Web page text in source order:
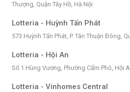
Thượng, Quận Tây Hồ, Hà Nội
Lotteria - Huỳnh Tấn Phát
573 Huỳnh Tấn Phát, P. Tân Thuận Đông,
Lotteria - Hội An
Số 1 Hùng Vương, Phường Cẩm Phô, Hội
Lotteria - Vinhomes Central